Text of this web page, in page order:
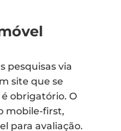
pesquisas via
site que se
obrigatório. O
mobile-first,
para avaliação.